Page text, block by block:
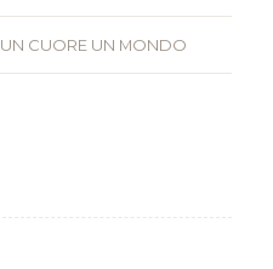
UN CUORE UN MONDO